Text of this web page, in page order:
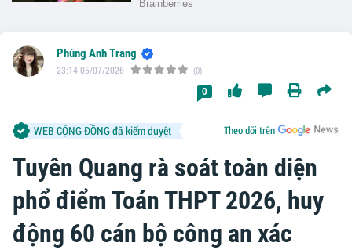
Tuyên Quang rà soát toàn diện
phổ điểm Toán THPT 2026, huy
động 60 cán bộ công an xác
Phùng Anh Trang
23:14 05/07/2026 (0)
0
Theo dõi trên
WEB CỘNG ĐỒNG đã kiểm duyệt